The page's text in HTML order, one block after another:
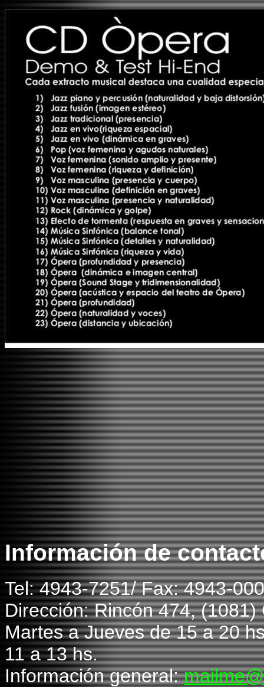
Información de
Tel: 4943-7251/ Fax: 4943-
Dirección: Rincón 474,
Martes a Jueves de 15 a 20
11 a 13 hs.
Información general: